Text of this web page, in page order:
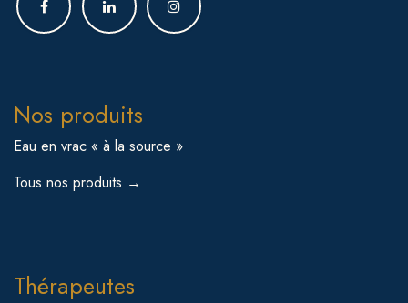
Nos produits
Eau en vrac « à la source »
Tous nos produits →
Thérapeutes